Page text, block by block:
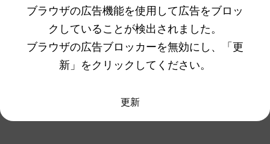
ブラウザの広告機能を使用して広告をブロッ
クしていることが検出されました。
ブラウザの広告ブロッカーを無効にし、「更
新」をクリックしてください。
更新